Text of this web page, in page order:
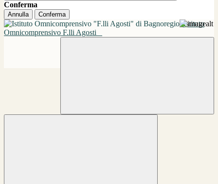
Conferma
Annulla Conferma
Istituto
Omnicomprensivo F.lli Agosti